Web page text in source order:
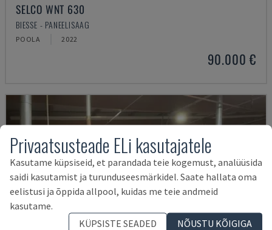
SELCO WNT 630
BIESSE - PANEELISAAG
POOLA 2022
90.000 €
Privaatsusteade ELi kasutajatele
Kasutame küpsiseid, et parandada teie kogemust, analüüsida
saidi kasutamist ja turunduseesmärkidel. Saate hallata oma
eelistusi ja õppida allpool, kuidas me teie andmeid
kasutame.
KÜPSISTE SEADED
NÕUSTU KÕIGIGA